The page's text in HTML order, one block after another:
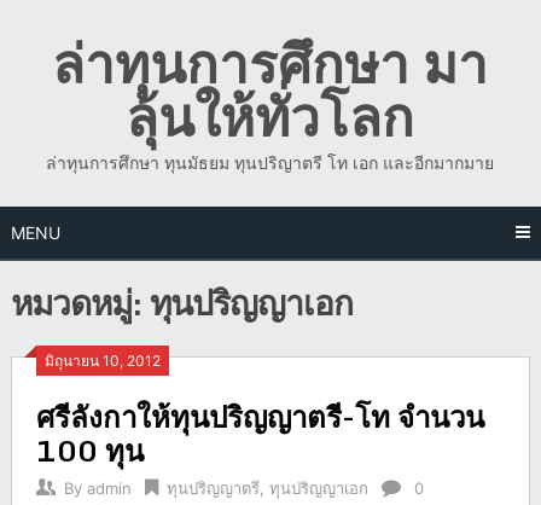
contentล่าทุนการศึกษา มา
ลุ้นให้ทั่วโลก
ล่าทุนการศึกษา ทุนมัธยม ทุนปริญาตรี โท เอก และอีกมากมาย
MENU
หมวดหมู่:ทุนปริญญาเอก
มิถุนายน 10, 2012
ศรีลังกาให้ทุนปริญญาตรี-โท จำนวน
100 ทุน
By admin ทุนปริญญาตรี, ทุนปริญญาเอก
0